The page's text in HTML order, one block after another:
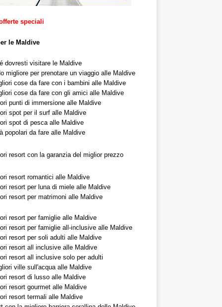
speciali
le Maldive
dovresti visitare le Maldive
migliore per prenotare un viaggio alle Maldive
cose da fare con i bambini alle Maldive
cose da fare con gli amici alle Maldive
punti di immersione alle Maldive
spot per il surf alle Maldive
spot di pesca alle Maldive
popolari da fare alle Maldive
resort con la garanzia del miglior prezzo
resort romantici alle Maldive
resort per luna di miele alle Maldive
resort per matrimoni alle Maldive
resort per famiglie alle Maldive
resort per famiglie all-inclusive alle Maldive
resort per soli adulti alle Maldive
resort all inclusive alle Maldive
resort all inclusive solo per adulti
ville sull'acqua alle Maldive
resort di lusso alle Maldive
resort gourmet alle Maldive
resort termali alle Maldive